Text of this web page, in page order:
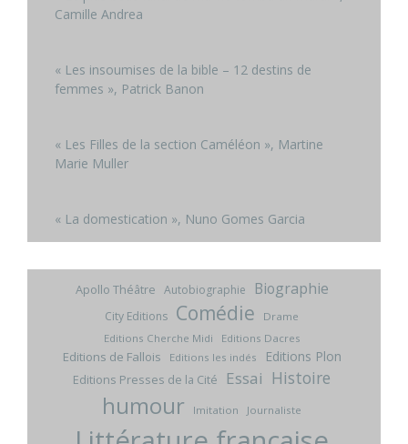
Camille Andrea
« Les insoumises de la bible – 12 destins de
femmes », Patrick Banon
« Les Filles de la section Caméléon », Martine
Marie Muller
« La domestication », Nuno Gomes Garcia
Apollo Théâtre Autobiographie Biographie
City Editions Comédie
Drame
Editions Cherche Midi
Editions Dacres
Editions de Fallois Editions les indés Editions Plon
Editions Presses de la Cité Essai Histoire
humour Imitation Journaliste